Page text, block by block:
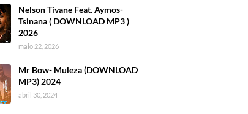
Nelson Tivane Feat. Aymos-
Tsinana ( DOWNLOAD MP3 )
2026
maio 22, 2026
Mr Bow- Muleza (DOWNLOAD
MP3) 2024
abril 30, 2024